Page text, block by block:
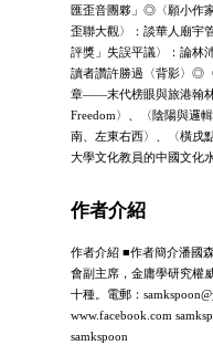
匯歪音團夥」◎〈願小作
歪聯大觀〉：談華人廟宇
評獎」失誤平議〉：論林
讀者讚許勝過〈背影〉◎
章――末代榜眼與旅港翰
Freedom〉、〈陰陽與邏
南、左東右西〉、〈橫
大學文化教員的中國文化
作者介紹
作者介紹 ■作者簡介潘國
會副主席，金庸學研究權
十種。電郵：
www.facebook.com
samkspoon